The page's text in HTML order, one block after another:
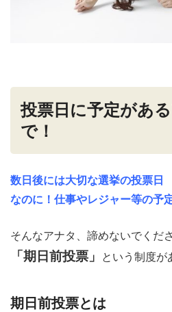
投票日に予定があ
で！
数日後には大切な選挙の投票日
なのに！仕事やレジャー等の予
そんなアナタ、諦めないでくだ
「期日前投票」 という制度が
期日前投票とは